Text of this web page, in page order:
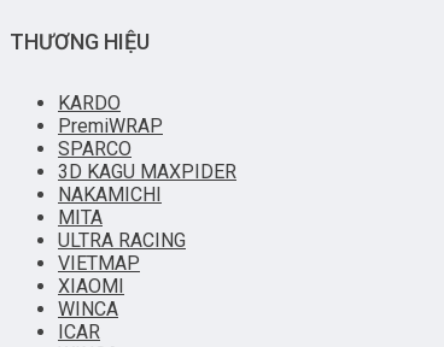
THƯƠNG HIỆU
KARDO
PremiWRAP
SPARCO
3D KAGU MAXPIDER
NAKAMICHI
MITA
ULTRA RACING
VIETMAP
XIAOMI
WINCA
ICAR